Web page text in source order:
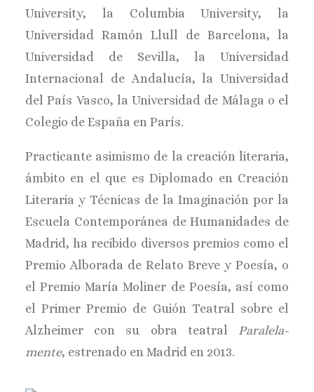
University, la Columbia University, la
Universidad Ramón Llull de Barcelona, la
Universidad de Sevilla, la Universidad
Internacional de Andalucía, la Universidad
del País Vasco, la Universidad de Málaga o el
Colegio de España en París.
Practicante asimismo de la creación literaria,
ámbito en el que es Diplomado en Creación
Literaria y Técnicas de la Imaginación por la
Escuela Contemporánea de Humanidades de
Madrid, ha recibido diversos premios como el
Premio Alborada de Relato Breve y Poesía, o
el Premio María Moliner de Poesía, así como
el Primer Premio de Guión Teatral sobre el
Alzheimer con su obra teatral Paralela-
mente, estrenado en Madrid en 2013.